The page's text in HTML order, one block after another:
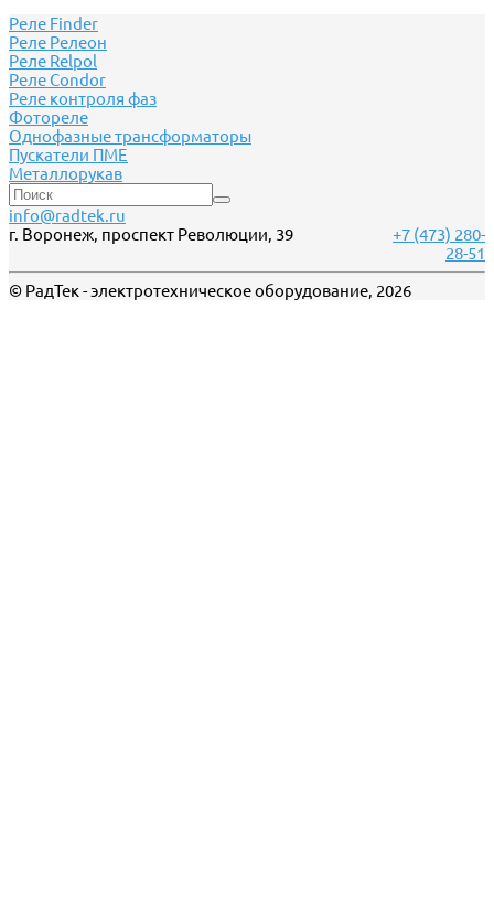
Реле Finder
Реле Релеон
Реле Relpol
Реле Сondor
Реле контроля фаз
Фотореле
Однофазные трансформаторы
Пускатели ПМЕ
Металлорукав
info@radtek.ru
г. Воронеж, проспект Революции, 39
+7 (473) 280-
28-51
© РадТек - электротехническое оборудование, 2026